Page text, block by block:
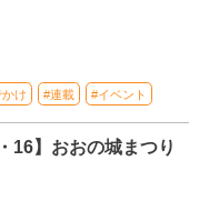
け #連載 #イベント
16】おおの城まつり